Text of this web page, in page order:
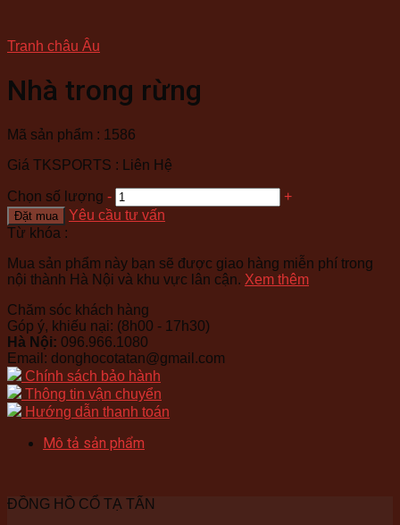
Tranh châu Âu
Nhà trong rừng
Mã sản phẩm : 1586
Giá TKSPORTS : Liên Hệ
Chọn số lượng - +
Đặt mua
Yêu cầu tư vấn
Từ khóa :
Mua sản phẩm này bạn sẽ được giao hàng miễn phí trong
nội thành Hà Nội và khu vực lân cận. Xem thêm
Chăm sóc khách hàng
Góp ý, khiếu nại: (8h00 - 17h30)
Hà Nội: 096.966.1080
Email: donghocotatan@gmail.com
Chính sách bảo hành
Thông tin vận chuyển
Hướng dẫn thanh toán
Mô tả sản phẩm
ĐỒNG HỒ CỔ TẠ TẤN